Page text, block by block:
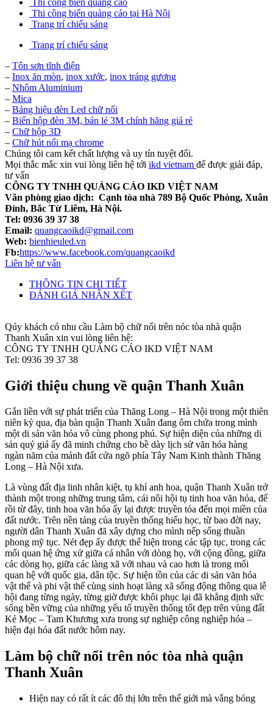
Thi công biển quảng cáo
Thi công biển quảng cáo tại Hà Nội
Trang trí chiếu sáng
Trang trí chiếu sáng
– Tôn sơn tĩnh điện
– Inox ăn mòn, inox xước, inox tráng gương
– Nhôm Aluminium
– Mica
– Bảng hiệu đèn Led chữ nổi
– Biển hộp đèn 3M, bán lẻ 3M chính hãng giá rẻ
– Chữ hộp 3D
– Chữ hút nổi mạ chrome
Chúng tôi cam kết chất lượng và uy tín tuyệt đối.
Mọi thắc mắc xin vui lòng liên hệ tới ikd vietnam để được giải đáp,
tư vấn
CÔNG TY TNHH QUẢNG CÁO IKD VIỆT NAM
Văn phòng giao dịch: Cạnh tòa nhà 789 Bộ Quốc Phòng, Xuân
Đỉnh, Bắc Từ Liêm, Hà Nội.
Tel: 0936 39 37 38
Email: quangcaoikd@gmail.com
Web: bienhieuled.vn
Fb:https://www.facebook.com/quangcaoikd
Liên hệ tư vấn
THÔNG TIN CHI TIẾT
ĐÁNH GIÁ NHẬN XÉT
Qúy khách có nhu cầu Làm bộ chữ nổi trên nóc tòa nhà quận
Thanh Xuân xin vui lòng liên hệ:
CÔNG TY TNHH QUẢNG CÁO IKD VIỆT NAM
Tel: 0936 39 37 38
Giới thiệu chung về quận Thanh Xuân
Gắn liền với sự phát triển của Thăng Long – Hà Nội trong một thiên
niên kỷ qua, địa bàn quận Thanh Xuân đang ôm chứa trong mình
một di sản văn hóa vô cùng phong phú. Sự hiện diện của những di
sản quý giá ấy đã minh chứng cho bề dày lịch sử văn hóa hàng
ngàn năm của mảnh đất cửa ngõ phía Tây Nam Kinh thành Thăng
Long – Hà Nội xưa.
Là vùng đất địa linh nhân kiệt, tụ khí anh hoa, quận Thanh Xuân trở
thành một trong những trung tâm, cái nôi hội tụ tinh hoa văn hóa, để
rồi từ đây, tinh hoa văn hóa ấy lại được truyền tỏa đến mọi miền của
đất nước. Trên nền tảng của truyền thống hiếu học, từ bao đời nay,
người dân Thanh Xuân đã xây dựng cho mình nếp sống thuần
phong mỹ tục. Nét đẹp ấy được thể hiện trong các tập tục, trong các
mối quan hệ ứng xử giữa cá nhân với dòng họ, với cộng đồng, giữa
các dòng họ, giữa các làng xã với nhau và cao hơn là trong mối
quan hệ với quốc gia, dân tộc. Sự hiện tồn của các di sản văn hóa
vật thể và phi vật thể cùng sinh hoạt làng xã sống động thông qua lễ
hội đang từng ngày, từng giờ được khôi phục lại đã khẳng định sức
sống bền vững của những yếu tố truyền thống tốt đẹp trên vùng đất
Kẻ Mọc – Tam Khương xưa trong sự nghiệp công nghiệp hóa –
hiện đại hóa đất nước hôm nay.
Làm bộ chữ nổi trên nóc tòa nhà quận
Thanh Xuân
Hiện nay có rất ít các đô thị lớn trên thế giới mà vắng bóng